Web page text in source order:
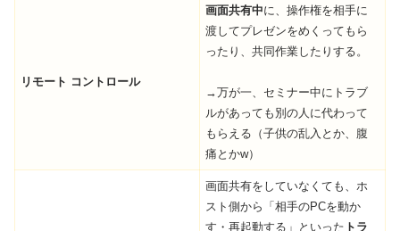
リモート コントロール
画面共有中に、操作権を相手に
渡してプレゼンをめくってもら
ったり、共同作業したりする。
→万が一、セミナー中にトラブ
ルがあっても別の人に代わって
もらえる（子供の乱入とか、腹
痛とかw）
画面共有をしていなくても、ホ
スト側から「相手のPCを動か
す・再起動する」といった トラ